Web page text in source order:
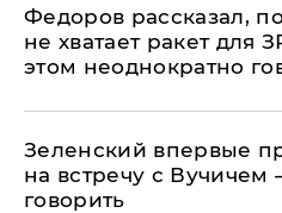
Федоров рассказал,
не хватает ракет для
этом неоднократно
Зеленский впервые
на встречу с Вучичем
говорить